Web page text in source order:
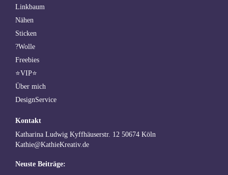
Linkbaum
Nähen
Sticken
?Wolle
Freebies
⭐VIP⭐
Über mich
DesignService
Kontakt
Katharina Ludwig Kyffhäuserstr. 12 50674 Köln
Kathie@KathieKreativ.de
Neuste Beiträge: